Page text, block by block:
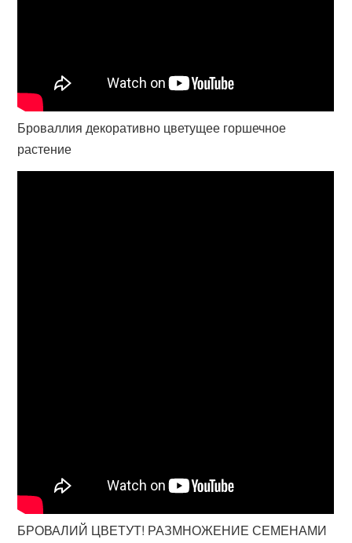
Броваллия декоративно цветущее горшечное
растение
БРОВАЛИЙ ЦВЕТУТ! РАЗМНОЖЕНИЕ СЕМЕНАМИ